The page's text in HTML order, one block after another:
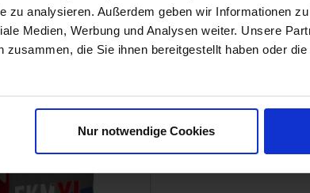
zu analysieren. Außerdem geben wir Informationen
Medien, Werbung und Analysen weiter. Unsere
zusammen, die Sie ihnen bereitgestellt haben oder
Nur notwendige Cookies